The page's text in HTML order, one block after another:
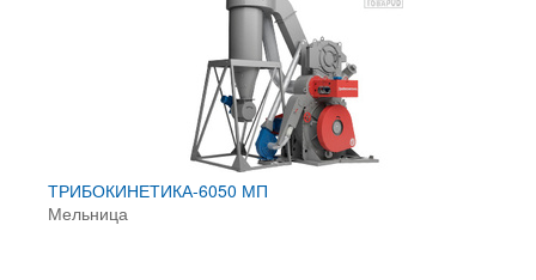
ТРИБОКИНЕТИКА-6050 МП
Мельница